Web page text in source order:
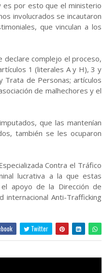
es por esto que el ministerio
involucrados se incautaron
que vinculan a los
declare complejo el proceso,
1 (literales A y H), 3 y
Trata de Personas; artículos
de malhechores y el
que las mantenían
también se les ocuparon
Contra el Tráfico
lucrativa a la que estas
apoyo de la Dirección de
internacional Anti-Trafficking
Twitter